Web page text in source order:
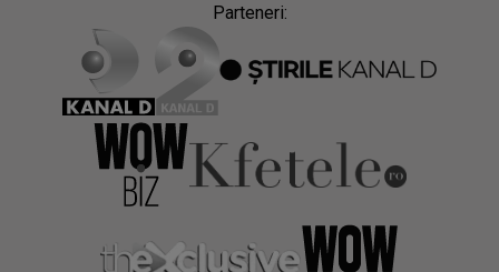
Parteneri: